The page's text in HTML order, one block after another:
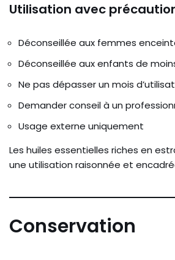
Utilisation avec
Déconseillée aux femmes
Déconseillée aux enfants de
Ne pas dépasser un mois
Demander conseil à un
Usage externe uniquement
Les huiles essentielles riches en
une utilisation raisonnée et
Conservation